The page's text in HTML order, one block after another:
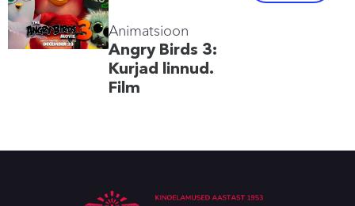
Animatsioon
Angry Birds 3:
Kurjad linnud.
Film